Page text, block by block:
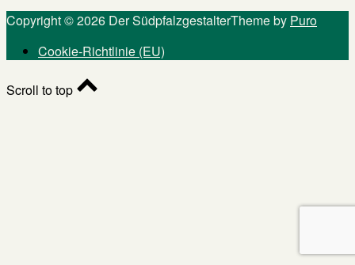
Copyright © 2026 Der SüdpfalzgestalterTheme by Puro
Cookie-Richtlinie (EU)
Scroll to top